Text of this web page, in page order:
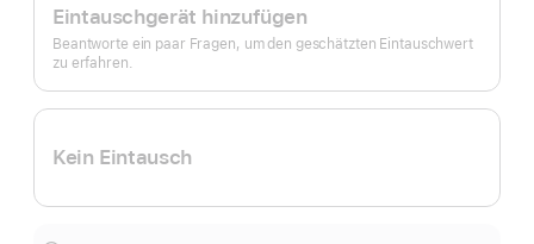
Trade In.
Eintauschgerät hinzufügen
Beantworte ein paar Fragen, um den geschätzten Eintauschwert
zu erfahren.
Kein Eintausch